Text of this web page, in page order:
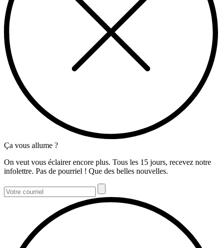
Ça vous allume ?
On veut vous éclairer encore plus. Tous les 15 jours, recevez notre
infolettre. Pas de pourriel ! Que des belles nouvelles.